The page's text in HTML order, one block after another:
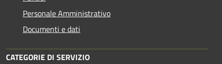
Personale Amministrativo
Documenti e dati
CATEGORIE DI SERVIZIO